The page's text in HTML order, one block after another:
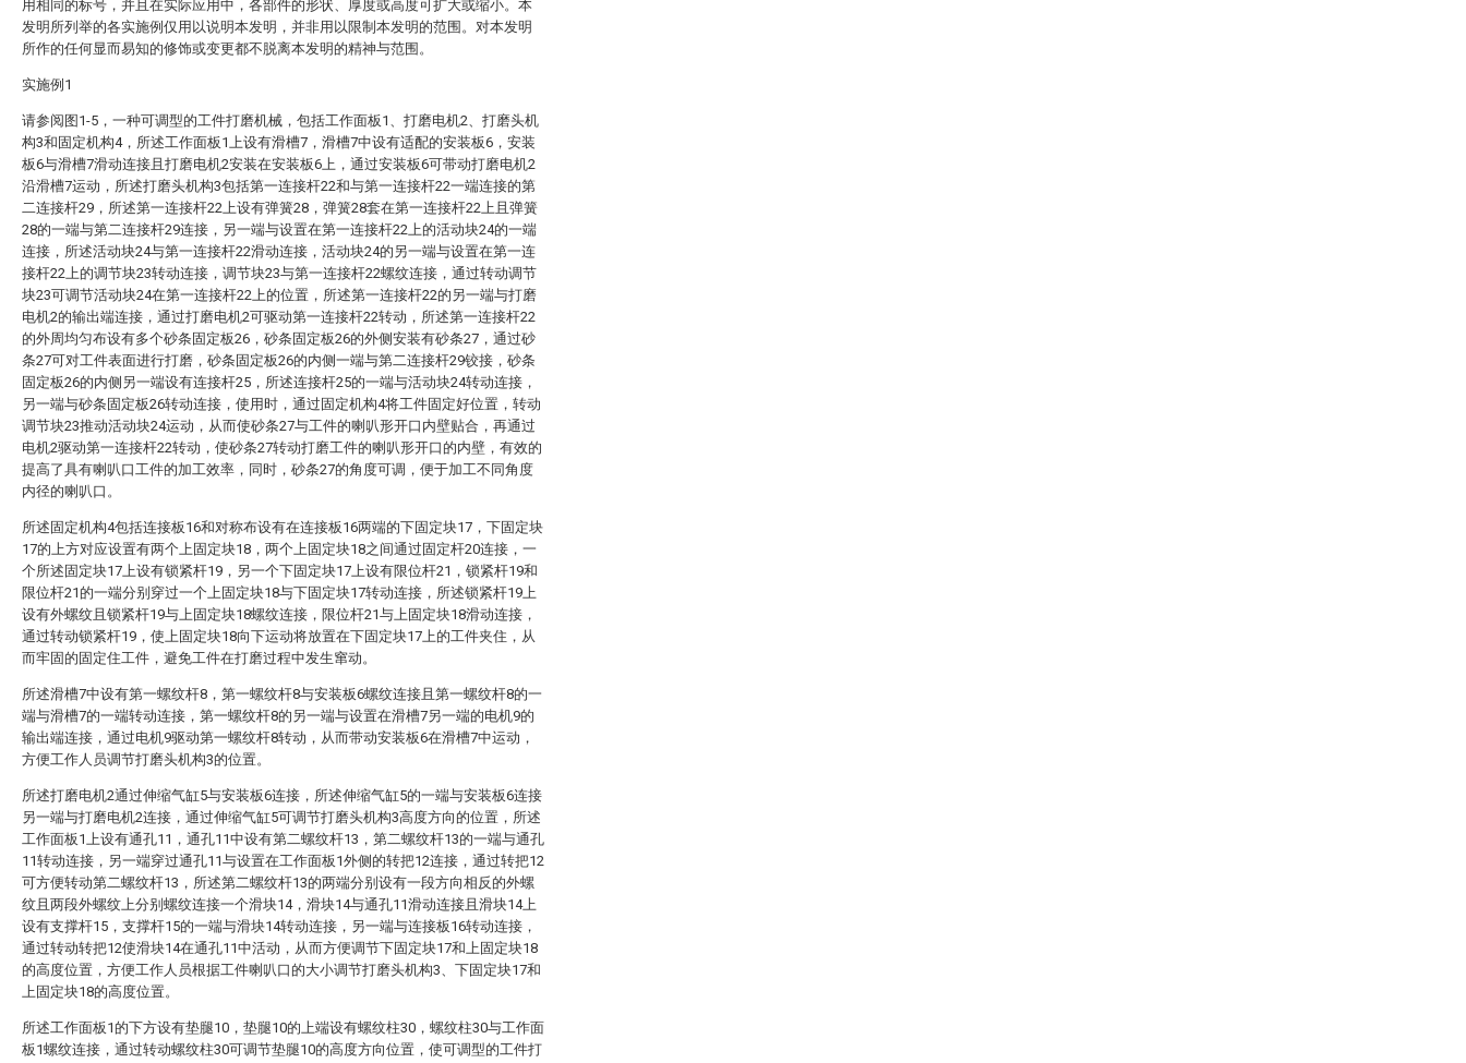
用相同的标号，并且在实际应用中，各部件的形状、厚度或高度可扩大或缩小。本
发明所列举的各实施例仅用以说明本发明，并非用以限制本发明的范围。对本发明
所作的任何显而易知的修饰或变更都不脱离本发明的精神与范围。
实施例1
请参阅图1-5，一种可调型的工件打磨机械，包括工作面板1、打磨电机2、打磨头机
构3和固定机构4，所述工作面板1上设有滑槽7，滑槽7中设有适配的安装板6，安装
板6与滑槽7滑动连接且打磨电机2安装在安装板6上，通过安装板6可带动打磨电机2
沿滑槽7运动，所述打磨头机构3包括第一连接杆22和与第一连接杆22一端连接的第
二连接杆29，所述第一连接杆22上设有弹簧28，弹簧28套在第一连接杆22上且弹簧
28的一端与第二连接杆29连接，另一端与设置在第一连接杆22上的活动块24的一端
连接，所述活动块24与第一连接杆22滑动连接，活动块24的另一端与设置在第一连
接杆22上的调节块23转动连接，调节块23与第一连接杆22螺纹连接，通过转动调节
块23可调节活动块24在第一连接杆22上的位置，所述第一连接杆22的另一端与打磨
电机2的输出端连接，通过打磨电机2可驱动第一连接杆22转动，所述第一连接杆22
的外周均匀布设有多个砂条固定板26，砂条固定板26的外侧安装有砂条27，通过砂
条27可对工件表面进行打磨，砂条固定板26的内侧一端与第二连接杆29铰接，砂条
固定板26的内侧另一端设有连接杆25，所述连接杆25的一端与活动块24转动连接，
另一端与砂条固定板26转动连接，使用时，通过固定机构4将工件固定好位置，转动
调节块23推动活动块24运动，从而使砂条27与工件的喇叭形开口内壁贴合，再通过
电机2驱动第一连接杆22转动，使砂条27转动打磨工件的喇叭形开口的内壁，有效的
提高了具有喇叭口工件的加工效率，同时，砂条27的角度可调，便于加工不同角度
内径的喇叭口。
所述固定机构4包括连接板16和对称布设有在连接板16两端的下固定块17，下固定块
17的上方对应设置有两个上固定块18，两个上固定块18之间通过固定杆20连接，一
个所述固定块17上设有锁紧杆19，另一个下固定块17上设有限位杆21，锁紧杆19和
限位杆21的一端分别穿过一个上固定块18与下固定块17转动连接，所述锁紧杆19上
设有外螺纹且锁紧杆19与上固定块18螺纹连接，限位杆21与上固定块18滑动连接，
通过转动锁紧杆19，使上固定块18向下运动将放置在下固定块17上的工件夹住，从
而牢固的固定住工件，避免工件在打磨过程中发生窜动。
所述滑槽7中设有第一螺纹杆8，第一螺纹杆8与安装板6螺纹连接且第一螺纹杆8的一
端与滑槽7的一端转动连接，第一螺纹杆8的另一端与设置在滑槽7另一端的电机9的
输出端连接，通过电机9驱动第一螺纹杆8转动，从而带动安装板6在滑槽7中运动，
方便工作人员调节打磨头机构3的位置。
所述打磨电机2通过伸缩气缸5与安装板6连接，所述伸缩气缸5的一端与安装板6连接
另一端与打磨电机2连接，通过伸缩气缸5可调节打磨头机构3高度方向的位置，所述
工作面板1上设有通孔11，通孔11中设有第二螺纹杆13，第二螺纹杆13的一端与通孔
11转动连接，另一端穿过通孔11与设置在工作面板1外侧的转把12连接，通过转把12
可方便转动第二螺纹杆13，所述第二螺纹杆13的两端分别设有一段方向相反的外螺
纹且两段外螺纹上分别螺纹连接一个滑块14，滑块14与通孔11滑动连接且滑块14上
设有支撑杆15，支撑杆15的一端与滑块14转动连接，另一端与连接板16转动连接，
通过转动转把12使滑块14在通孔11中活动，从而方便调节下固定块17和上固定块18
的高度位置，方便工作人员根据工件喇叭口的大小调节打磨头机构3、下固定块17和
上固定块18的高度位置。
所述工作面板1的下方设有垫腿10，垫腿10的上端设有螺纹柱30，螺纹柱30与工作面
板1螺纹连接，通过转动螺纹柱30可调节垫腿10的高度方向位置，使可调型的工件打